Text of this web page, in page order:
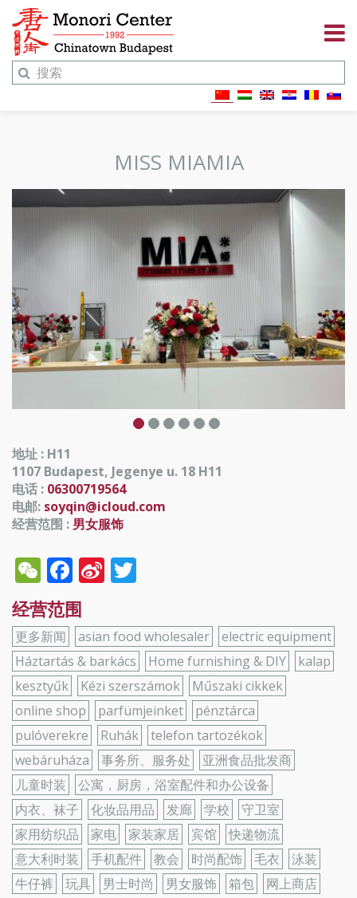
MISS MIAMIA
地址 : H11
1107 Budapest, Jegenye u. 18 H11
电话 : 06300719564
电邮: soyqin@icloud.com
经营范围 : 男女服饰
WeChat
Facebook
Sina
经营范围
更多新闻 asian food wholesaler
electric equipment
Háztartás & barkács
Home furnishing & DIY
kalap
kesztyűk
Kézi szerszámok
Műszaki cikkek
online shop
parfümjeinket
pénztárca
pulóverekre
Ruhák
telefon tartozékok
webáruháza
事务所、服务处
亚洲食品批发商
儿童时装
公寓，厨房，浴室配件和办公设备
内衣、袜子
化妆品用品 发廊 学校
守卫室
家用纺织品
家电 家装家居 宾馆
快递物流
意大利时装
手机配件 教会 时尚配饰 毛衣
泳装
牛仔裤
玩具 男士时尚 男女服饰 箱包
网上商店